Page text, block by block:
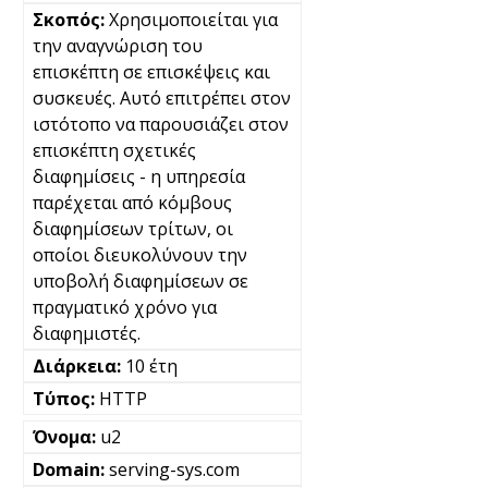
Χρησιμοποιείται για
την αναγνώριση του
επισκέπτη σε επισκέψεις και
συσκευές. Αυτό επιτρέπει στον
ιστότοπο να παρουσιάζει στον
επισκέπτη σχετικές
διαφημίσεις - η υπηρεσία
παρέχεται από κόμβους
διαφημίσεων τρίτων, οι
οποίοι διευκολύνουν την
υποβολή διαφημίσεων σε
πραγματικό χρόνο για
διαφημιστές.
10 έτη
HTTP
u2
serving-sys.com